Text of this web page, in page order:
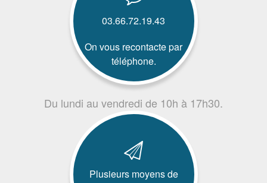
03.66.72.19.43
On vous recontacte par
téléphone.
Du lundi au vendredi de 10h à 17h30.
Plusieurs moyens de